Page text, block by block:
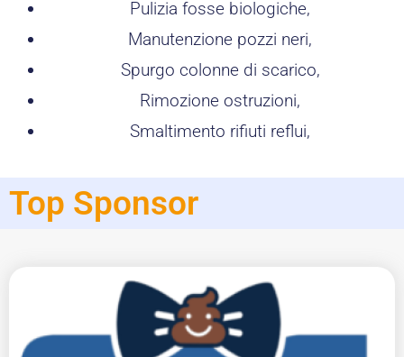
Pulizia fosse biologiche,
Manutenzione pozzi neri,
Spurgo colonne di scarico,
Rimozione ostruzioni,
Smaltimento rifiuti reflui,
Top Sponsor